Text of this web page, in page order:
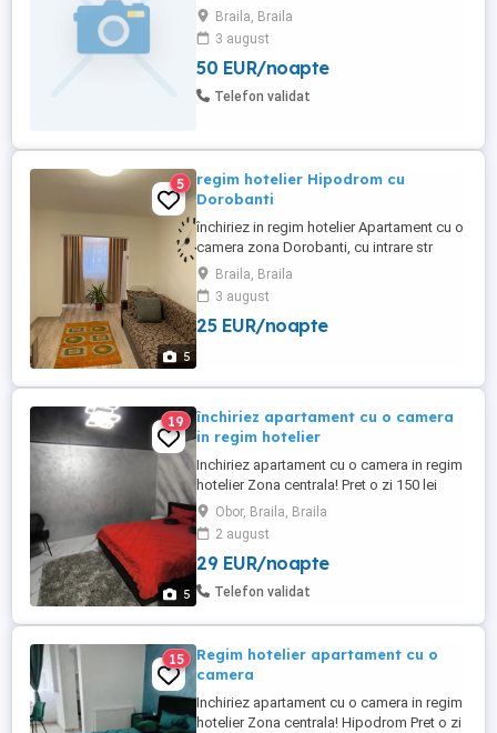
priceput la toate. Sunt deschis pentru ori
ce fel de propunere din partea voastră
Braila, Braila
3 august
50 EUR/noapte
Telefon validat
5
5
regim hotelier Hipodrom cu
Dorobanti
închiriez in regim hotelier Apartament cu o
camera zona Dorobanti, cu intrare str
Hipodrom, parter, cu vedere stradală, utilat
și mobilat complet.Minim 3 Nopti,
seriozitate.
Braila, Braila
3 august
25 EUR/noapte
5
19
închiriez apartament cu o camera
in regim hotelier
Inchiriez apartament cu o camera in regim
hotelier Zona centrala! Pret o zi 150 lei
DOTARI SI FACILITATI: -Pat matrimonial -
Lenjerii si prosoape bumbac -Centarala
termica -WIFI gratuit -Masina de spalat -
Aragaz -Frigider -Vesela Tacamuri -Smart
Tv Check in 12:00 Check out 11:00
Obor, Braila, Braila
2 august
29 EUR/noapte
Telefon validat
15
Regim hotelier apartament cu o
camera
Inchiriez apartament cu o camera in regim
hotelier Zona centrala! Hipodrom Pret o zi